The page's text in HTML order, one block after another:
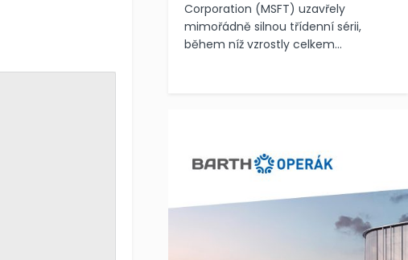
Corporation (MSFT) uzavřely
mimořádně silnou třídenní sérii,
během níž vzrostly celkem...